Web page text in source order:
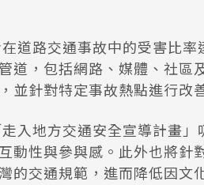
道路交通事故中的受害比率
道，包括網路、媒體、社區
並針對特定事故熱點進行改
入地方交通安全宣導計畫」
動性與參與感。此外也將針
的交通規範，進而降低因文